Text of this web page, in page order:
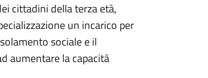
cittadini della terza età,
un incarico per
sociale e il
aumentare la capacità